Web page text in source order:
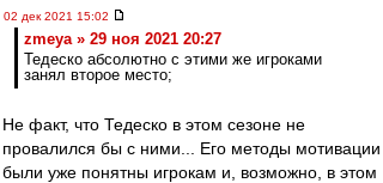
02 дек 2021 15:02
zmeya » 29 ноя 2021 20:27
Тедеско абсолютно с этими же игроками
занял второе место;
Не факт, что Тедеско в этом сезоне не
провалился бы с ними... Его методы мотивации
были уже понятны игрокам и, возможно, в этом